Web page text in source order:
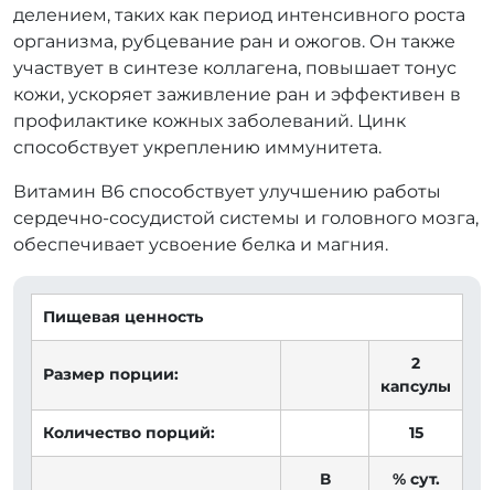
делением, таких как период интенсивного роста
организма, рубцевание ран и ожогов. Он также
участвует в синтезе коллагена, повышает тонус
кожи, ускоряет заживление ран и эффективен в
профилактике кожных заболеваний. Цинк
способствует укреплению иммунитета.
Витамин В6 способствует улучшению работы
сердечно-сосудистой системы и головного мозга,
обеспечивает усвоение белка и магния.
Пищевая ценность
Размер порции:
2
капсулы
Количество порций: 15
В
% сут.